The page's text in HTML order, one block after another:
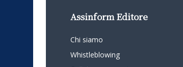
Assinform Editore
Chi siamo
Whistleblowing